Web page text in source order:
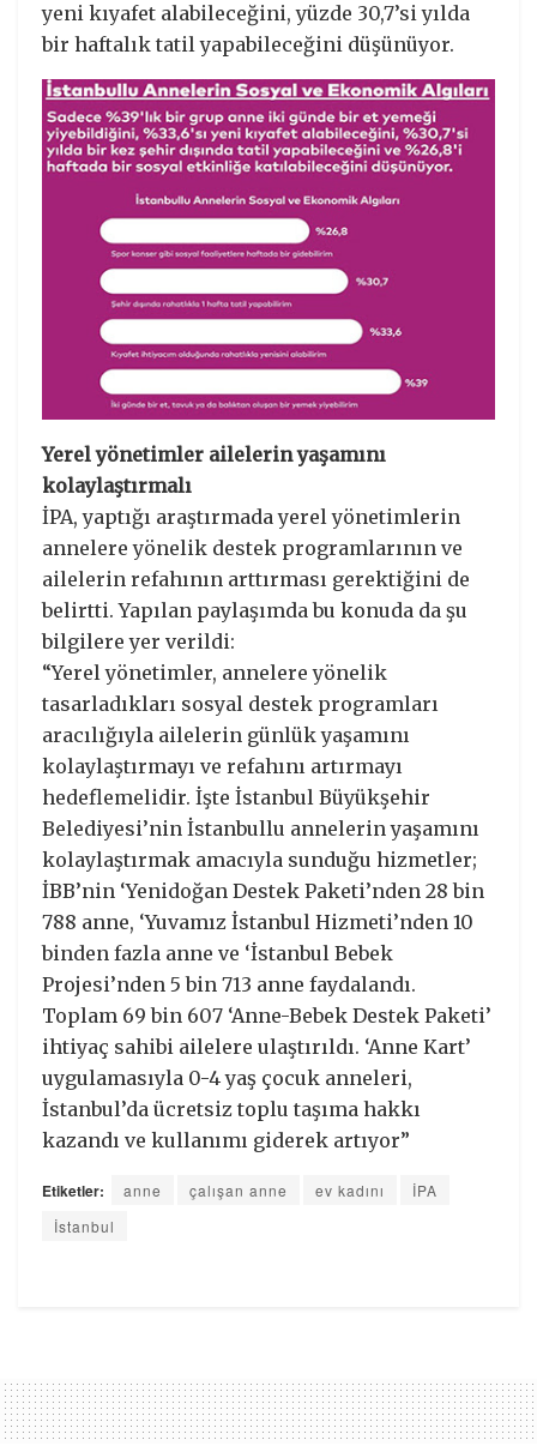
yeni kıyafet alabileceğini, yüzde 30,7’si yılda
bir haftalık tatil yapabileceğini düşünüyor.
Yerel yönetimler ailelerin yaşamını
kolaylaştırmalı
İPA, yaptığı araştırmada yerel yönetimlerin
annelere yönelik destek programlarının ve
ailelerin refahının arttırması gerektiğini de
belirtti. Yapılan paylaşımda bu konuda da şu
bilgilere yer verildi:
“Yerel yönetimler, annelere yönelik
tasarladıkları sosyal destek programları
aracılığıyla ailelerin günlük yaşamını
kolaylaştırmayı ve refahını artırmayı
hedeflemelidir. İşte İstanbul Büyükşehir
Belediyesi’nin İstanbullu annelerin yaşamını
kolaylaştırmak amacıyla sunduğu hizmetler;
İBB’nin ‘Yenidoğan Destek Paketi’nden 28 bin
788 anne, ‘Yuvamız İstanbul Hizmeti’nden 10
binden fazla anne ve ‘İstanbul Bebek
Projesi’nden 5 bin 713 anne faydalandı.
Toplam 69 bin 607 ‘Anne-Bebek Destek Paketi’
ihtiyaç sahibi ailelere ulaştırıldı. ‘Anne Kart’
uygulamasıyla 0-4 yaş çocuk anneleri,
İstanbul’da ücretsiz toplu taşıma hakkı
kazandı ve kullanımı giderek artıyor”
Etiketler: anne çalışan anne ev kadını
İPA
İstanbul